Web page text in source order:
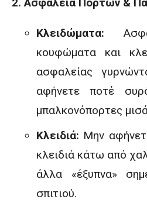
Κλειδώματα:
κουφώματα και
ασφαλείας
αφήνετε ποτέ
μπαλκονόπορτες
Κλειδιά: Μην
κλειδιά κάτω από
άλλα «έξυπνα»
σπιτιού.